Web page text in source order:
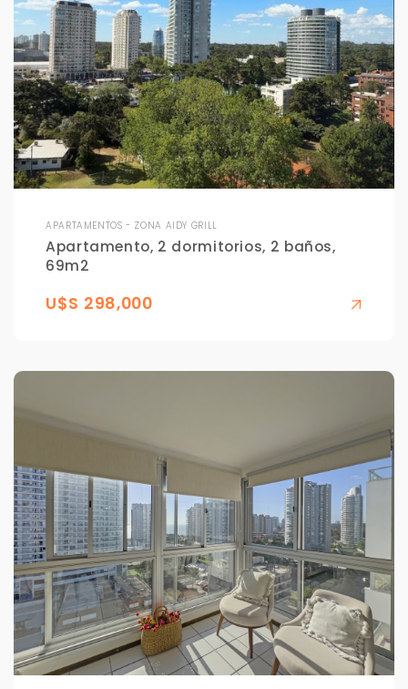
APARTAMENTOS - ZONA AIDY GRILL
Apartamento, 2 dormitorios, 2 baños,
69m2
U$S 298,000
Tus datos están seguros
No compartimos tu información ni enviamos spam.
Uso exclusivo
Solo los usamos para responder tu consulta.
Continuar por WhatsApp
más rápido.